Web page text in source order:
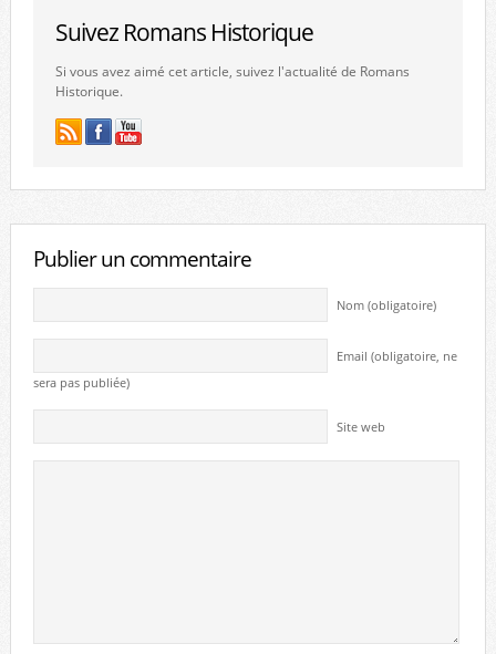
Suivez Romans Historique
Si vous avez aimé cet article, suivez l'actualité de Romans
Historique.
Publier un commentaire
Nom (obligatoire)
Email (obligatoire, ne
sera pas publiée)
Site web